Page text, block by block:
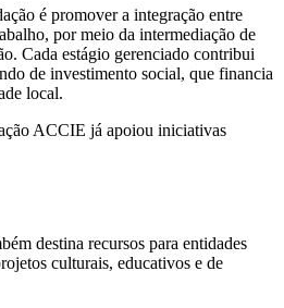
é promover a integração entre
por meio da intermediação de
Cada estágio gerenciado contribui
de investimento social, que financia
local.
ACCIE já apoiou iniciativas
destina recursos para entidades
culturais, educativos e de